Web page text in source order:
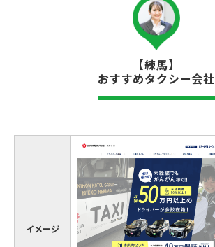
【練馬】
おすすめタクシー会社
イメージ